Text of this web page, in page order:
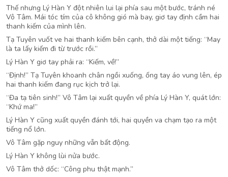
Thế nhưng Lý Hàn Y đột nhiên lui lại phía sau một bước, tránh né
Vô Tâm. Mái tóc tím của cô không gió mà bay, giơ tay định cầm hai
thanh kiếm của mình lên.
Tạ Tuyên vuốt ve hai thanh kiếm bên cạnh, thở dài một tiếng: “May
là ta lấy kiếm đi từ trước rồi.”
Lý Hàn Y giơ tay phải ra: “Kiếm, về!”
“Định!” Tạ Tuyên khoanh chân ngồi xuống, ống tay áo vung lên, ép
hai thanh kiếm đang rục kịch trở lại.
“Đa tạ tiên sinh!” Vô Tâm lại xuất quyền về phía Lý Hàn Y, quát lớn:
“Khứ ma!”
Lý Hàn Y cũng xuất quyền đánh tới, hai quyền va chạm tạo ra một
tiếng nổ lớn.
Vô Tâm gặp nguy những vẫn bất động.
Lý Hàn Y không lùi nửa bước.
Vô Tâm thở dốc: “Công phu thật mạnh.”